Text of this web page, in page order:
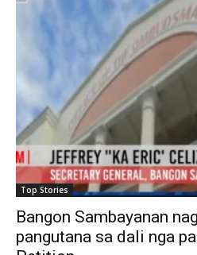
Top Stories
Bangon Sambayanan
pangutana sa dali nga